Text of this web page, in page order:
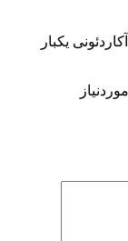
یکبار